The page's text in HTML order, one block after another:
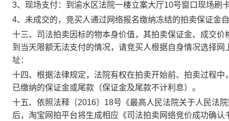
3、现场支付：到渝水区法院一楼立案大厅10号窗口现场刷
4、 未成交的， 竞买人通过网络报名缴纳冻结的拍卖保证金
十三、司法拍卖 因标的物本身价值，其拍卖保证金、成交价
到当天限额无法支付的情况，请竞买人根据自身情况选择
址：
十四、 根据法律规定，法院有权在拍卖开始前、拍卖过程中
已缴纳的保证金或尾款（保证金及尾款不计利息）。
十五、 依照法释〔2016〕18号 《最高人民法院关于人民法
后，淘宝网拍平台将生成相应《司法拍卖网络竞价成功确